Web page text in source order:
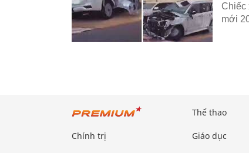
Chiếc
mới
Chính trị
Thể thao
Giáo dục